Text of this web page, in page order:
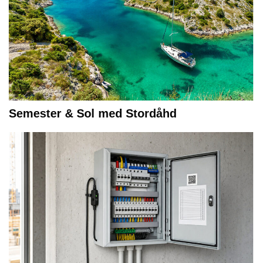
Semester & Sol med Stordåhd